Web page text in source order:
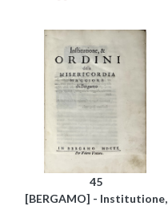
45
[BERGAMO] - Institutione,